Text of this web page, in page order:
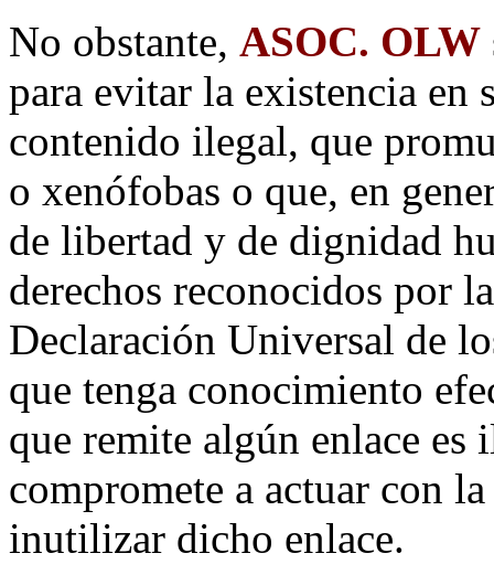
No obstante, ASOC. OLW
para evitar la existencia en
contenido ilegal, que
o xenófobas o que, en
de libertad y de dignidad
derechos reconocidos por
Declaración Universal de
que tenga conocimiento
que remite algún enlace
compromete a actuar con
inutilizar dicho enlace.